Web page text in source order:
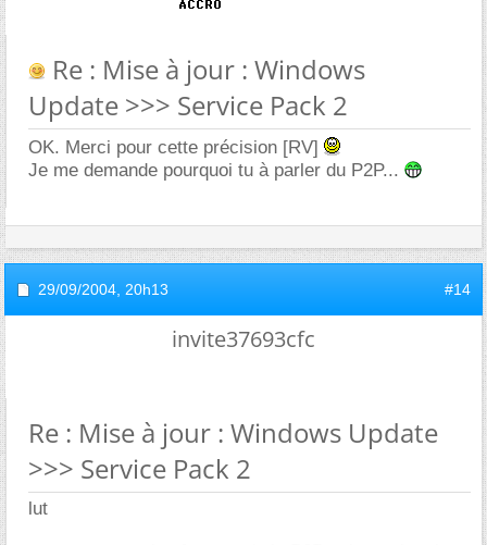
Re : Mise à jour : Windows
Update >>> Service Pack 2
OK. Merci pour cette précision [RV]
Je me demande pourquoi tu à parler du P2P...
29/09/2004, 20h13 #14
invite37693cfc
Re : Mise à jour : Windows Update
>>> Service Pack 2
lut